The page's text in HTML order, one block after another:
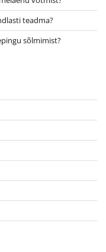
teadma?
sõlmimist?